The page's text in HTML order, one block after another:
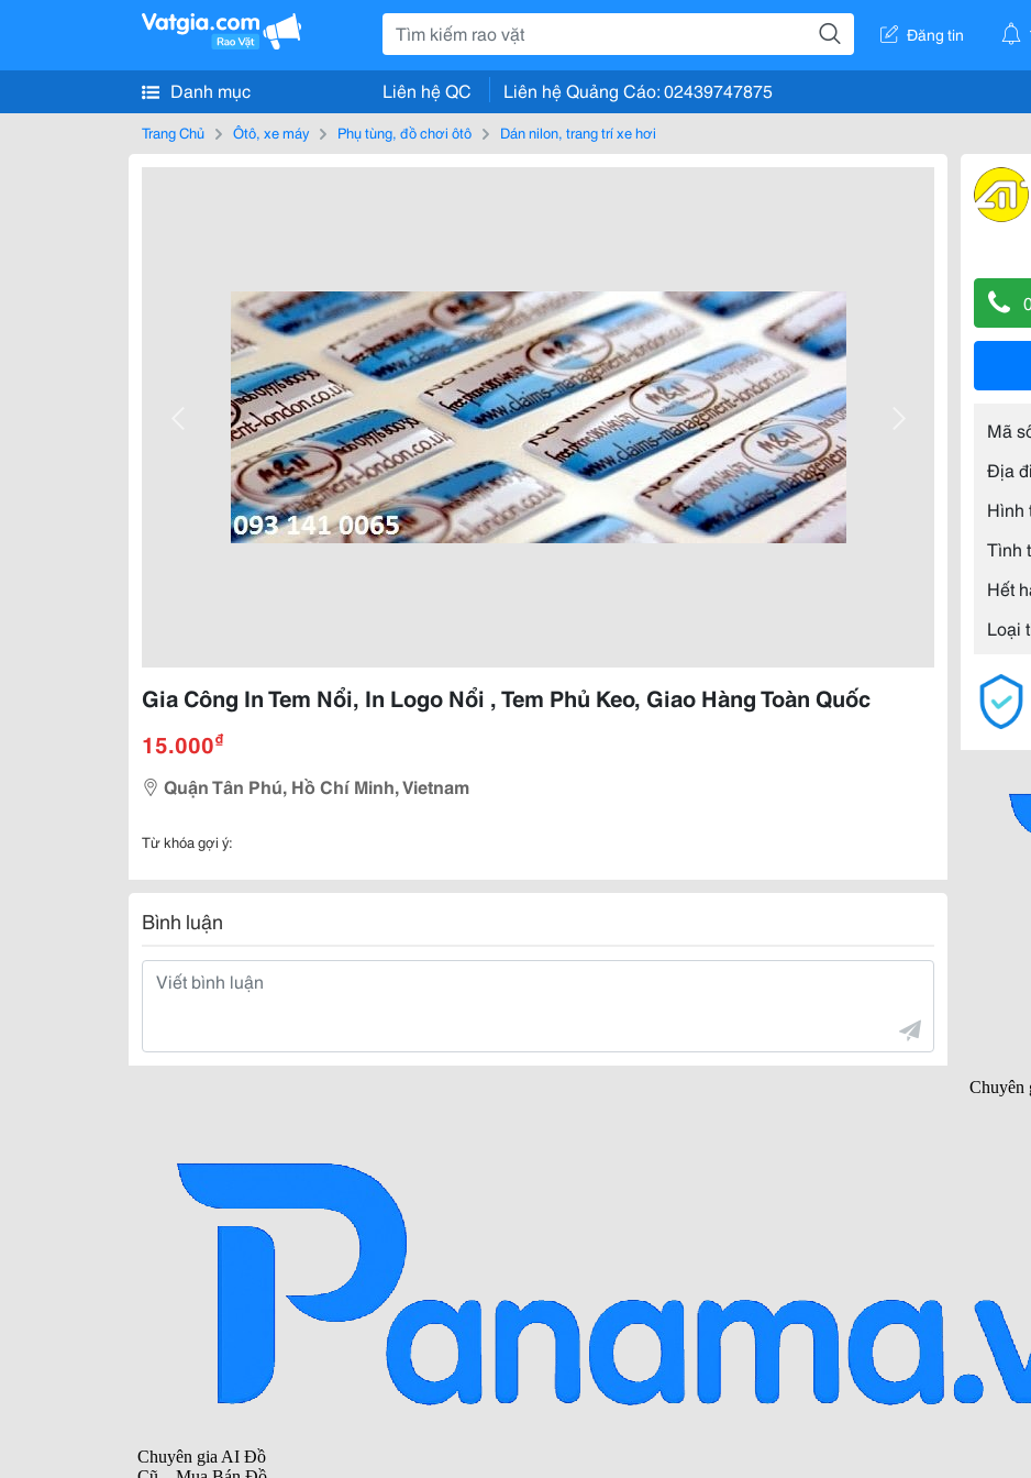
Đăng tin
Danh mục Liên hệ QC Liên hệ Quảng Cáo: 02439747875
Trang Chủ Ôtô, xe máy Phụ tùng, đồ chơi ôtô Dán nilon, trang trí xe hơi
Gia Công In Tem Nổi, In Logo Nổi , Tem Phủ Keo, Giao Hàng Toàn Quốc
15.000₫
Quận Tân Phú, Hồ Chí Minh, Vietnam
Từ khóa gợi ý:
Bình luận
Mã
Địa
Hình
Tình
Hết
Loại